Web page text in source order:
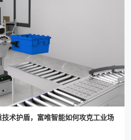
术护盾，富唯智能如何攻克工业场